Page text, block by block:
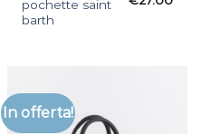
pochette saint
barth
In offerta!